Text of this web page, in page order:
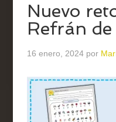
Nuevo
Refrán
16 enero, 2024 por